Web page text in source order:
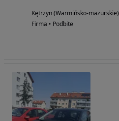
Kętrzyn (Warmińsko-mazurskie)
Firma • Podbite